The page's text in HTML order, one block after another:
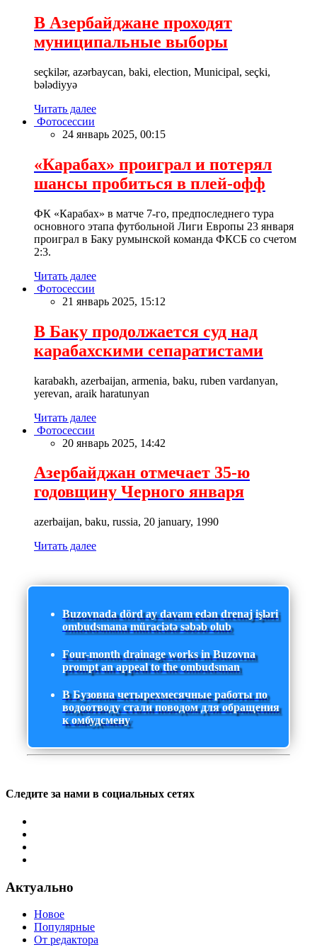
В Азербайджане проходят
муниципальные выборы
seçkilər, azərbaycan, baki, election, Municipal, seçki,
bələdiyyə
Читать далее
Фотосессии
24 январь 2025, 00:15
«Карабах» проиграл и потерял
шансы пробиться в плей-офф
ФК «Карабах» в матче 7-го, предпоследнего тура
основного этапа футбольной Лиги Европы 23 января
проиграл в Баку румынской команда ФКСБ со счетом
2:3.
Читать далее
Фотосессии
21 январь 2025, 15:12
В Баку продолжается суд над
карабахскими сепаратистами
karabakh, azerbaijan, armenia, baku, ruben vardanyan,
yerevan, araik haratunyan
Читать далее
Фотосессии
20 январь 2025, 14:42
Азербайджан отмечает 35-ю
годовщину Черного января
azerbaijan, baku, russia, 20 january, 1990
Читать далее
Buzovnada dörd ay davam edən drenaj işləri
ombudsmana müraciətə səbəb olub
Four-month drainage works in Buzovna
prompt an appeal to the ombudsman
В Бузовна четырехмесячные работы по
водоотводу стали поводом для обращения
к омбудсмену
Следите за нами в социальных сетях
Актуально
Новое
Популярные
От редактора